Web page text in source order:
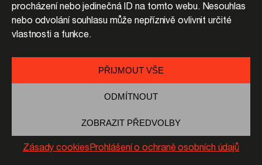
procházení nebo jedinečná ID na tomto webu. Nesouhlas
nebo odvolání souhlasu může nepříznivě ovlivnit určité
vlastnosti a funkce.
PŘIJMOUT VŠE
ODMÍTNOUT
ZOBRAZIT PŘEDVOLBY
Zásady cookiesProhlášení o ochraně osobních údajů